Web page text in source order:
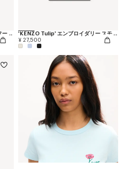
'KENZO Tulip' エンブロイダリー フーディー イン コットン
'KENZO Tulip' エンブロイダリー スモール フィット Tシャツ イン コットン
¥ 27,500